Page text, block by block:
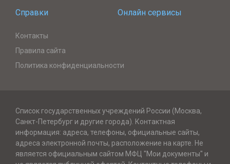
Справки
Онлайн сервисы
Контакты
Правила сайта
Политика конфиденциальности
Список государственных учреждений России (Москва,
Санкт-Петербург и другие города). Контактная
информация: адреса, телефоны, официальные сайты,
адреса электронной почты, расположение на карте. Не
является официальным сайтом МФЦ "Мои документы" и